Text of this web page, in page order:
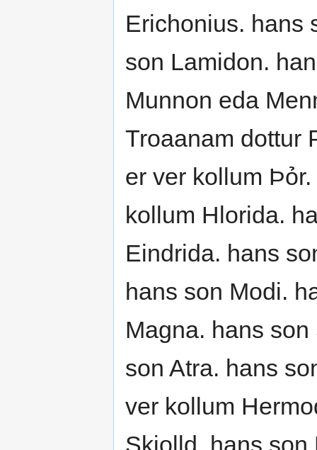
Erichonius. hans
son Lamidon.
Munnon eda
Troaanam dottur
er ver kollum
kollum Hlorida.
Eindrida. hans
hans son Modi.
Magna. hans
son Atra. hans
ver kollum